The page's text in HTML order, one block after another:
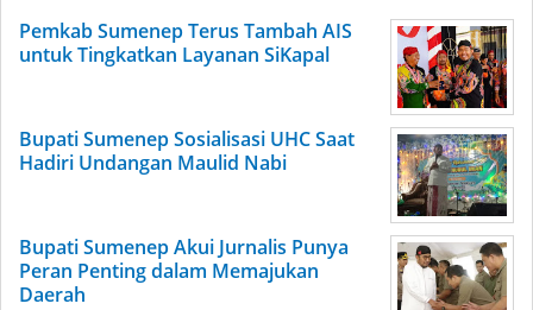
Pemkab Sumenep Terus Tambah AIS
untuk Tingkatkan Layanan SiKapal
Bupati Sumenep Sosialisasi UHC Saat
Hadiri Undangan Maulid Nabi
Bupati Sumenep Akui Jurnalis Punya
Peran Penting dalam Memajukan
Daerah